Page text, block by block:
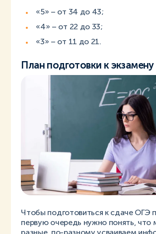
«5» – от 34 до 43;
«4» – от 22 до 33;
«3» – от 11 до 21.
План подготовки к экзамену
Чтобы подготовиться к сдаче ОГЭ
первую очередь нужно понять, что